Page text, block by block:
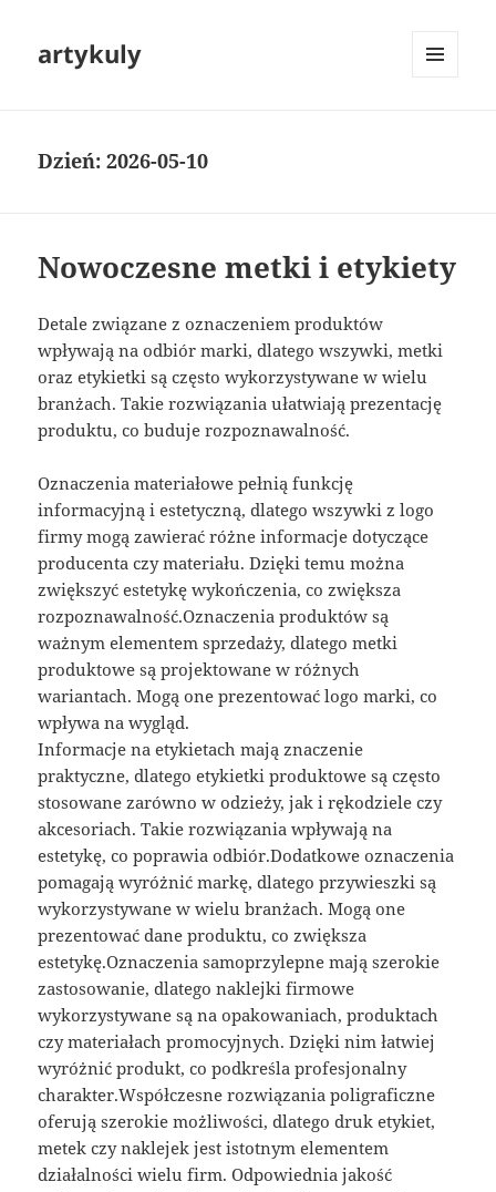
artykuly
Dzień:2026-05-10
Nowoczesne metki i etykiety
Detale związane z oznaczeniem produktów
wpływają na odbiór marki, dlatego wszywki, metki
oraz etykietki są często wykorzystywane w wielu
branżach. Takie rozwiązania ułatwiają prezentację
produktu, co buduje rozpoznawalność.
Oznaczenia materiałowe pełnią funkcję
informacyjną i estetyczną, dlatego wszywki z logo
firmy mogą zawierać różne informacje dotyczące
producenta czy materiału. Dzięki temu można
zwiększyć estetykę wykończenia, co zwiększa
rozpoznawalność.Oznaczenia produktów są
ważnym elementem sprzedaży, dlatego metki
produktowe są projektowane w różnych
wariantach. Mogą one prezentować logo marki, co
wpływa na wygląd.
Informacje na etykietach mają znaczenie
praktyczne, dlatego etykietki produktowe są często
stosowane zarówno w odzieży, jak i rękodziele czy
akcesoriach. Takie rozwiązania wpływają na
estetykę, co poprawia odbiór.Dodatkowe oznaczenia
pomagają wyróżnić markę, dlatego przywieszki są
wykorzystywane w wielu branżach. Mogą one
prezentować dane produktu, co zwiększa
estetykę.Oznaczenia samoprzylepne mają szerokie
zastosowanie, dlatego naklejki firmowe
wykorzystywane są na opakowaniach, produktach
czy materiałach promocyjnych. Dzięki nim łatwiej
wyróżnić produkt, co podkreśla profesjonalny
charakter.Współczesne rozwiązania poligraficzne
oferują szerokie możliwości, dlatego druk etykiet,
metek czy naklejek jest istotnym elementem
działalności wielu firm. Odpowiednia jakość